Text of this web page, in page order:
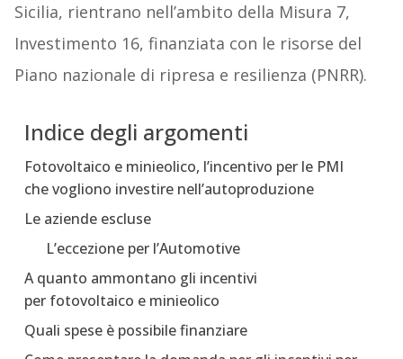
Sicilia, rientrano nell’ambito della Misura 7,
Investimento 16, finanziata con le risorse del
Piano nazionale di ripresa e resilienza (PNRR).
Indice degli argomenti
Fotovoltaico e minieolico, l’incentivo per le PMI
che vogliono investire nell’autoproduzione
Le aziende escluse
L’eccezione per l’Automotive
A quanto ammontano gli incentivi
per fotovoltaico e minieolico
Quali spese è possibile finanziare